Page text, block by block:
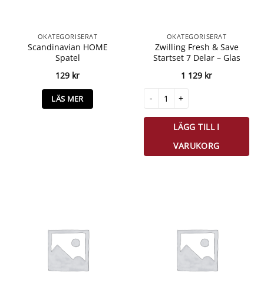
OKATEGORISERAT
Scandinavian HOME
Spatel
129 kr
LÄS MER
OKATEGORISERAT
Zwilling Fresh & Save
Startset 7 Delar – Glas
1 129 kr
Zwilling Fresh & Save Startset 7
LÄGG TILL I
VARUKORG